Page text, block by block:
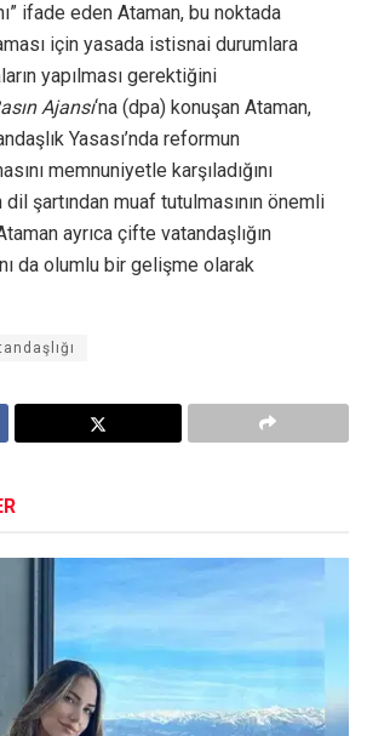
ifade eden Ataman, bu noktada
için yasada istisnai durumlara
yapılması gerektiğini
Ajansı‘na (dpa) konuşan Ataman,
Yasası’nda reformun
memnuniyetle karşıladığını
dil şartından muaf tutulmasının önemli
ayrıca çifte vatandaşlığın
da olumlu bir gelişme olarak